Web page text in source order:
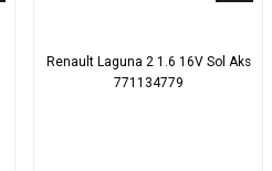
Renault Laguna 2 1.6 16V Sol Aks
771134779